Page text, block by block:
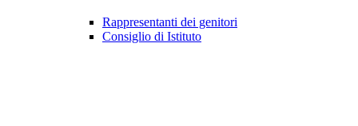
Rappresentanti dei genitori
Consiglio di Istituto